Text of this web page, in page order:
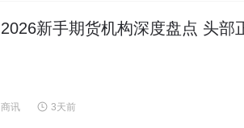
2026新手期货机构深度盘点 头部
商讯 3天前